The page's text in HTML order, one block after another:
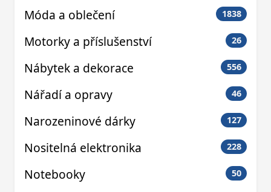
Móda a oblečení 1838
Motorky a příslušenství 26
Nábytek a dekorace 556
Nářadí a opravy 46
Narozeninové dárky 127
Nositelná elektronika 228
Notebooky 50